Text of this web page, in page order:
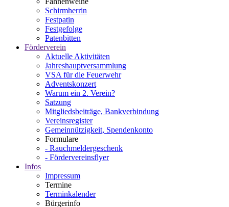
Schirmherrin
Festpatin
Festgefolge
Patenbitten
Förderverein
Aktuelle Aktivitäten
Jahreshauptversammlung
VSA für die Feuerwehr
Adventskonzert
Warum ein 2. Verein?
Satzung
Mitgliedsbeiträge, Bankverbindung
Vereinsregister
Gemeinnützigkeit, Spendenkonto
Formulare
- Rauchmeldergeschenk
- Fördervereinsflyer
Infos
Impressum
Termine
Terminkalender
Bürgerinfo